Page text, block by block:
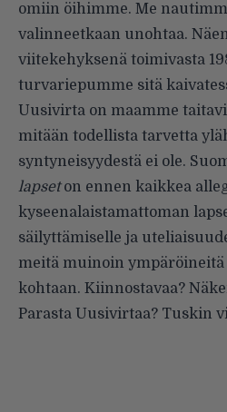
omiin öihimme. Me
valinneetkaan unohtaa.
viitekehyksenä toimivasta
turvariepumme sitä
Uusivirta on maamme
mitään todellista tarvetta
syntyneisyydestä ei ole.
lapseton ennen kaikkea
kyseenalaistamattoman
säilyttämiselle ja
meitä muinoin
kohtaan. Kiinnostavaa?
Parasta Uusivirtaa? Tuskin